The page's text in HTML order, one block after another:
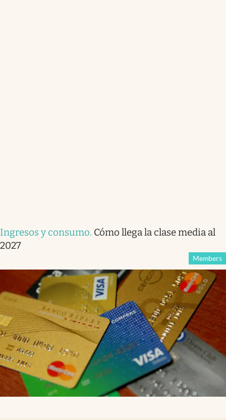
Ingresos y consumo. Cómo llega la clase media al
2027
Members